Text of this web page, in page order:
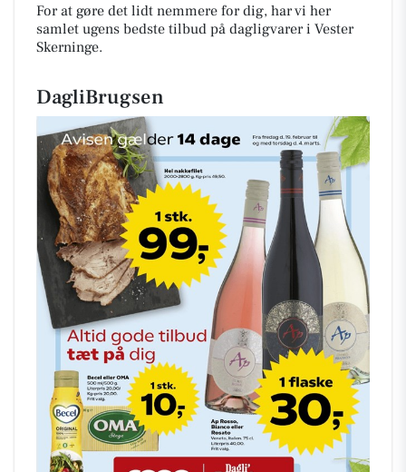
For at gøre det lidt nemmere for dig, har vi her
samlet ugens bedste tilbud på dagligvarer i Vester
Skerninge.
DagliBrugsen